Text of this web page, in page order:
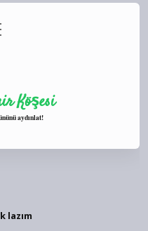
Köşesi
aydınlat!
lazım